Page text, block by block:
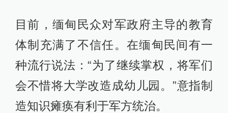
目前，缅甸民众对军政府主导的教育
体制充满了不信任。在缅甸民间有一
种流行说法：“为了继续掌权，将军们
会不惜将大学改造成幼儿园。”意指制
造知识瘫痪有利于军方统治。